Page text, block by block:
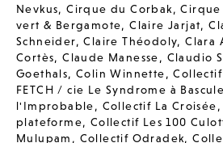
Nevkus,Cirque du Corbak,Cirque
vert & Bergamote,Claire Jarjat,
Schneider,Claire Théodoly,Clara
Cortès,Claude Manesse, Claudio
Goethals,Colin Winnette,
FETCH / cie Le Syndrome à Bascule
l'Improbable, Collectif La Croisée
plateforme, Collectif Les 100
Mulupam , Collectif Odradek,